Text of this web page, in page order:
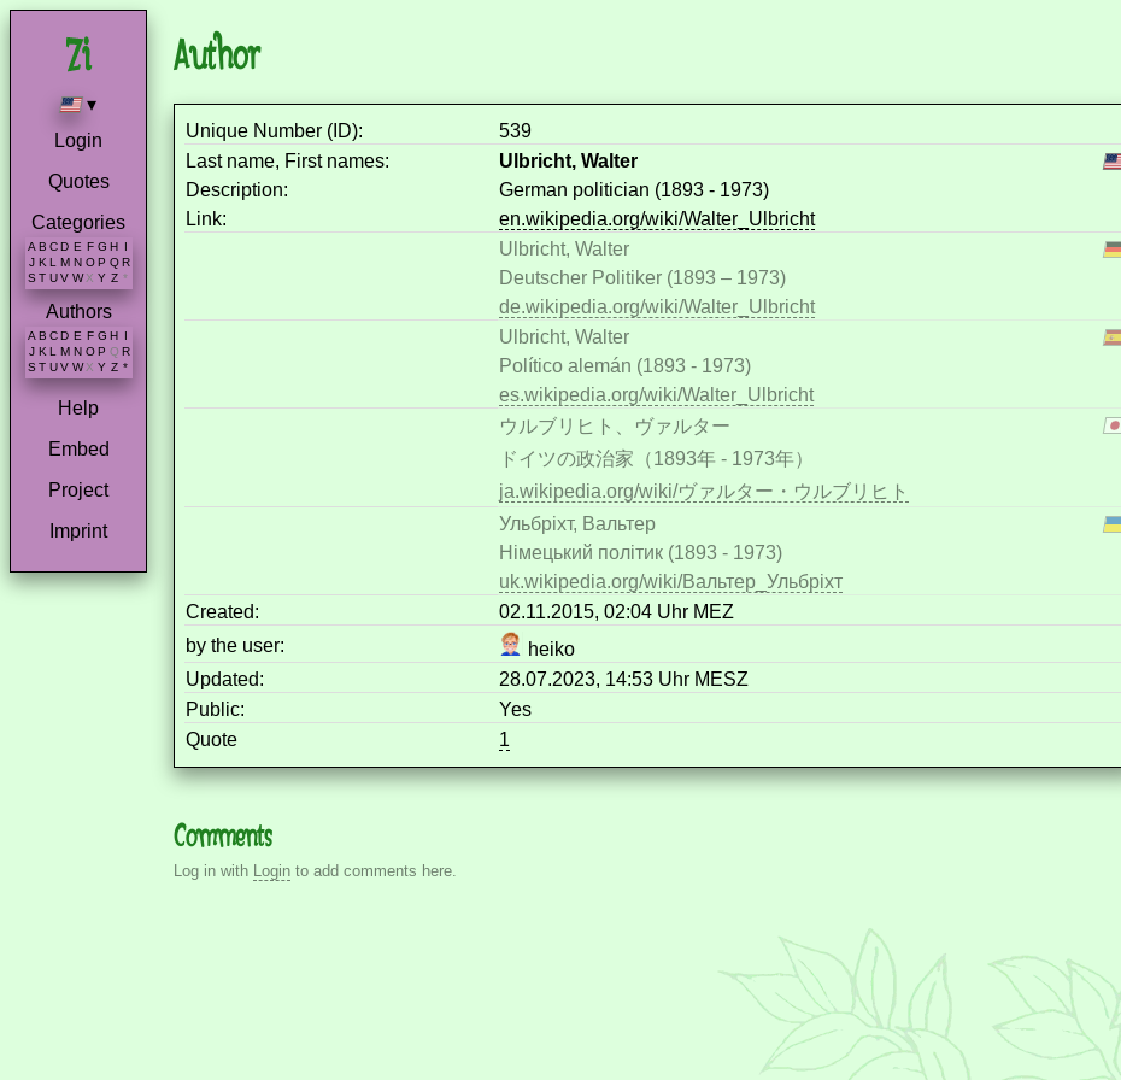
▾
Login
Quotes
Categories
A B C D E F G H I
J K L M N O P Q R
S T U V W X Y Z *
Authors
A B C D E F G H
J K L M N O P Q R
S T U V W X Y Z *
Help
Embed
Project
Imprint
Author
Unique Number (ID):
539
Last name, First names:
Ulbricht, Walter
Description:
German politician (1893 - 1973)
Link:
en.wikipedia.org/wiki/Walter_Ulbricht
Ulbricht, Walter
Deutscher Politiker (1893 – 1973)
de.wikipedia.org/wiki/Walter_Ulbricht
Ulbricht, Walter
Político alemán (1893 - 1973)
es.wikipedia.org/wiki/Walter_Ulbricht
ウルブリヒト、ヴァルター
ドイツの政治家（1893年 - 1973年）
ja.wikipedia.org/wiki/ヴァルター・ウルブリヒト
Ульбріхт, Вальтер
Німецький політик (1893 - 1973)
uk.wikipedia.org/wiki/Вальтер_Ульбріхт
Created:
02.11.2015, 02:04 Uhr MEZ
by the user:
heiko
Updated:
28.07.2023, 14:53 Uhr MESZ
Public:
Yes
Quote
1
Comments
Log in with Login to add comments here.